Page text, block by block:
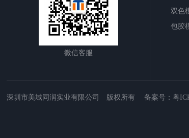
微信客服
双色
包胶
深圳市美域同润实业有限公司 版权所有 备案号：粤